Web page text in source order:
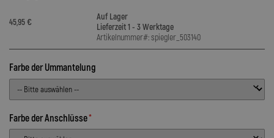
45,95 €
Auf Lager
Lieferzeit 1 - 3 Werktage
Artikelnummer#: spiegler_503140
Farbe der Ummantelung
Farbe der Anschlüsse